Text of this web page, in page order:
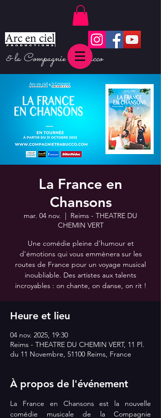
& la Compagnie Trabucco
La France en
Chansons
mar. 04 nov.
  |
Reims - THEATRE DU
CHEMIN VERT
Une comédie pleine d’humour et
d’émotions qui vous emmènera sur les
routes de France pour un voyage musical
inoubliable. Des artistes aux talents
incroyables : on chante, on danse, on rit !
Heure et lieu
04 nov. 2025, 19:30
Reims - THEATRE DU CHEMIN VERT, 11 Pl.
du 11 Novembre, 51100 Reims, France
À propos de l'événement
La France en Chansons est la nouvelle
comédie musicale de la Compagnie